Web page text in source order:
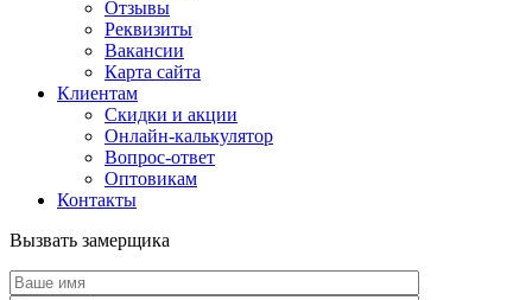
Отзывы
Реквизиты
Вакансии
Карта сайта
Клиентам
Скидки и акции
Онлайн-калькулятор
Вопрос-ответ
Оптовикам
Контакты
Вызвать замерщика